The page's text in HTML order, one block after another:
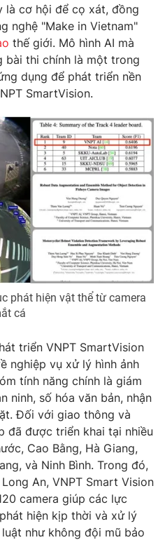
VTV Thể thao
Bất động sản
Tấm lòng Việt
Vươn mình bằng AI
VTV8
English
hình Việt Nam
điện tử số 483/GP-BTTTT
Mỹ Hạnh, Phạm Quốc Thắng,
- 024.38 355 932
là cơ hội để cọ xát, đồng
nghệ "Make in Vietnam"
thế giới. Mô hình AI mà
bài thi chính là một trong
dụng để phát triển nền
SmartVision.
phát hiện vật thể từ camera
cá
triển VNPT SmartVision
nghiệp vụ xử lý hình ảnh
tính năng chính là giám
ninh, số hóa văn bản, nhận
Đối với giao thông và
đã được triển khai tại nhiều
Cao Bằng, Hà Giang,
và Ninh Bình. Trong đó,
An, VNPT Smart Vision
camera giúp các lực
hiện kịp thời và xử lý
như không đội mũ bảo